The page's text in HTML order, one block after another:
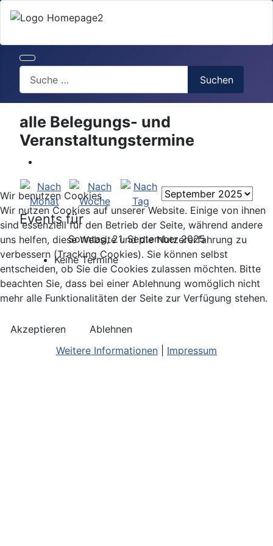
Suchen
alle Belegungs- und
Veranstaltungstermine
Events für
Sonntag, 21. September 2025
Keine Termine
Wir benutzen Cookies
Wir nutzen Cookies auf unserer Website. Einige von ihnen
sind essenziell für den Betrieb der Seite, während andere
uns helfen, diese Website und die Nutzererfahrung zu
verbessern (Tracking Cookies). Sie können selbst
entscheiden, ob Sie die Cookies zulassen möchten. Bitte
beachten Sie, dass bei einer Ablehnung womöglich nicht
mehr alle Funktionalitäten der Seite zur Verfügung stehen.
Akzeptieren
Ablehnen
Weitere Informationen
Impressum